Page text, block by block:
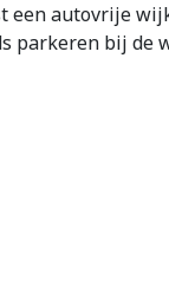
autovrije
bij